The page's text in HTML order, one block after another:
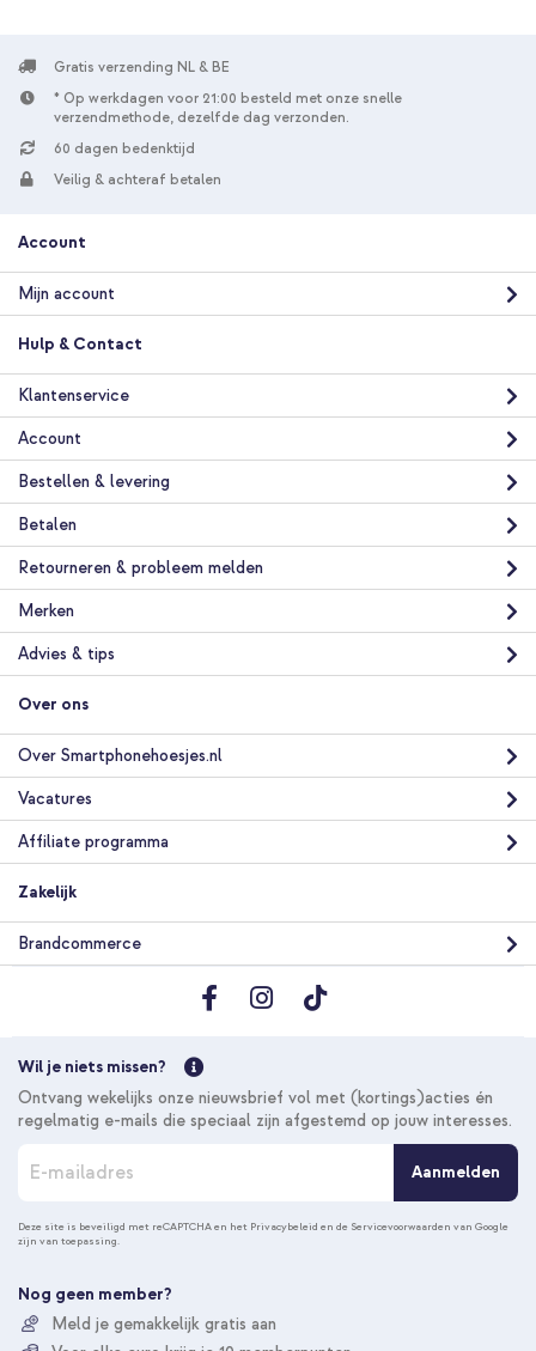
Gratis verzending NL & BE
* Op werkdagen voor 21:00 besteld met onze snelle
verzendmethode, dezelfde dag verzonden.
60 dagen bedenktijd
Veilig & achteraf betalen
Account
Mijn account
Hulp & Contact
Klantenservice
Account
Bestellen & levering
Betalen
Retourneren & probleem melden
Merken
Advies & tips
Over ons
Over Smartphonehoesjes.nl
Vacatures
Affiliate programma
Zakelijk
Brandcommerce
Wil je niets missen?
Ontvang wekelijks onze nieuwsbrief vol met (kortings)acties én
regelmatig e-mails die speciaal zijn afgestemd op jouw interesses.
n
n
e
u
Aanmelden
Deze site is beveiligd met reCAPTCHA en het Privacybeleid en de Servicevoorwaarden van Google
zijn van toepassing.
Nog geen member?
Meld je gemakkelijk gratis aan